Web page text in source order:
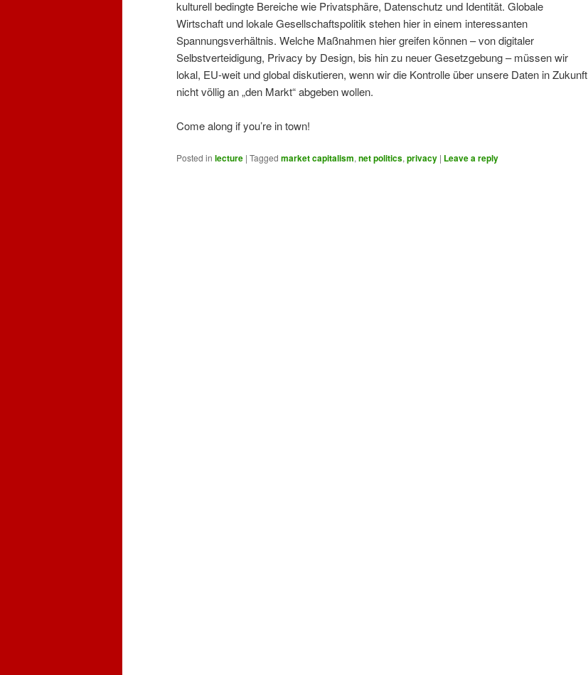
kulturell bedingte Bereiche wie Privatsphäre, Datenschutz und Identität. Globale
Wirtschaft und lokale Gesellschaftspolitik stehen hier in einem interessanten
Spannungsverhältnis. Welche Maßnahmen hier greifen können – von digitaler
Selbstverteidigung, Privacy by Design, bis hin zu neuer Gesetzgebung – müssen wir
lokal, EU-weit und global diskutieren, wenn wir die Kontrolle über unsere Daten in Zukunft
nicht völlig an „den Markt“ abgeben wollen.
Come along if you’re in town!
Posted in lecture | Tagged market capitalism,net politics,privacy | Leave a reply